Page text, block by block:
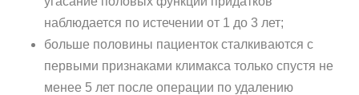
наблюдается по истечении от 1 до 3 лет;
больше половины пациенток сталкиваются с
первыми признаками климакса только спустя не
менее 5 лет после операции по удалению